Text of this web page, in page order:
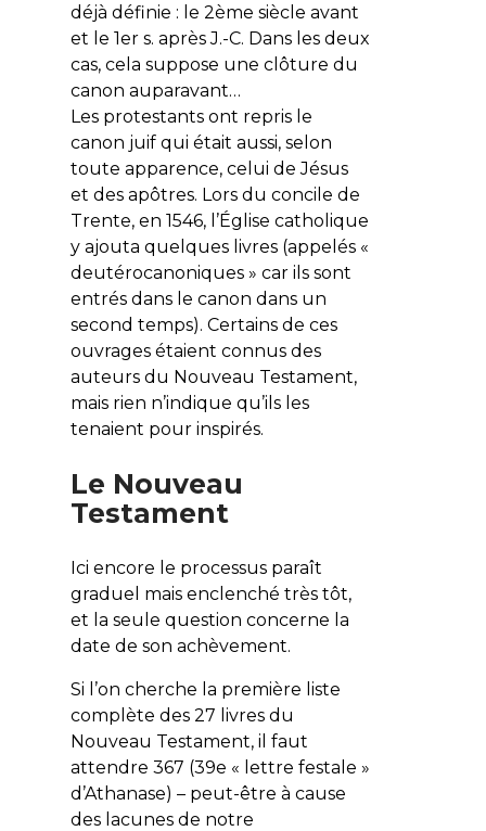
déjà définie : le 2ème siècle avant
et le 1er s. après J.-C. Dans les deux
cas, cela suppose une clôture du
canon auparavant…
Les protestants ont repris le
canon juif qui était aussi, selon
toute apparence, celui de Jésus
et des apôtres. Lors du concile de
Trente, en 1546, l’Église catholique
y ajouta quelques livres (appelés «
deutérocanoniques » car ils sont
entrés dans le canon dans un
second temps). Certains de ces
ouvrages étaient connus des
auteurs du Nouveau Testament,
mais rien n’indique qu’ils les
tenaient pour inspirés.
Le Nouveau
Testament
Ici encore le processus paraît
graduel mais enclenché très tôt,
et la seule question concerne la
date de son achèvement.
Si l’on cherche la première liste
complète des 27 livres du
Nouveau Testament, il faut
attendre 367 (39e « lettre festale »
d’Athanase) – peut-être à cause
des lacunes de notre